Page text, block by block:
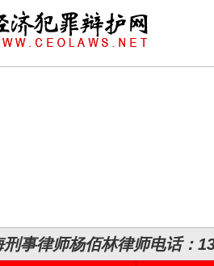
刑事律师杨佰林律师电话：